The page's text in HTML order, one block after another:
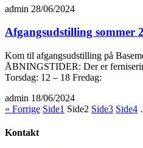
admin 28/06/2024
Afgangsudstilling sommer
Kom til afgangsudstilling på
ÅBNINGSTIDER: Der er
Torsdag: 12 – 18 Fredag:
admin 18/06/2024
« Forrige Side1 Side2 Side3 Side4
Kontakt